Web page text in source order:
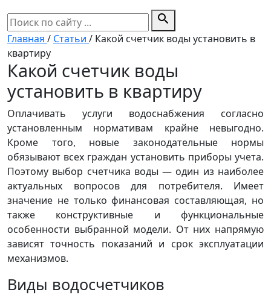
search
Главная / Статьи / Какой счетчик воды установить в
квартиру
Какой счетчик воды
установить в квартиру
Оплачивать услуги водоснабжения согласно
установленным нормативам крайне невыгодно.
Кроме того, новые законодательные нормы
обязывают всех граждан установить приборы учета.
Поэтому выбор счетчика воды — один из наиболее
актуальных вопросов для потребителя. Имеет
значение не только финансовая составляющая, но
также конструктивные и функциональные
особенности выбранной модели. От них напрямую
зависят точность показаний и срок эксплуатации
механизмов.
Виды водосчетчиков